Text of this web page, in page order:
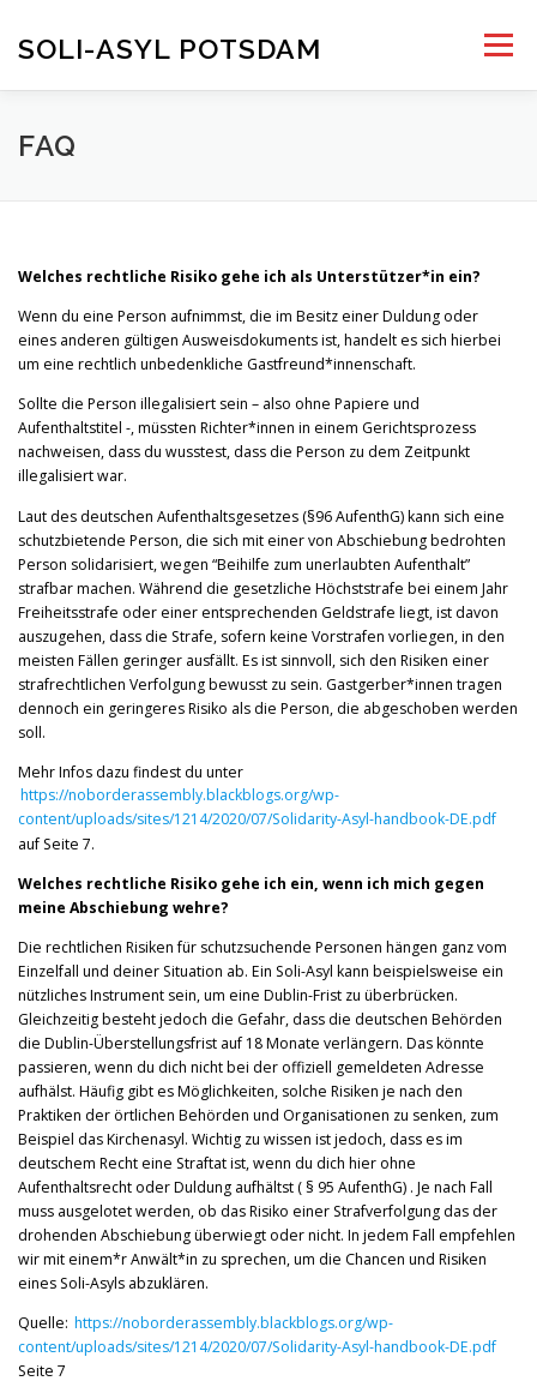
content
SOLI-ASYL POTSDAM Menu
HOME
BLOG
FAQ
Welches rechtliche Risiko gehe ich als Unterstützer*in ein?
Wenn du eine Person aufnimmst, die im Besitz einer Duldung oder
eines anderen gültigen Ausweisdokuments ist, handelt es sich hierbei
um eine rechtlich unbedenkliche Gastfreund*innenschaft.
Sollte die Person illegalisiert sein – also ohne Papiere und
Aufenthaltstitel -, müssten Richter*innen in einem Gerichtsprozess
nachweisen, dass du wusstest, dass die Person zu dem Zeitpunkt
illegalisiert war.
Laut des deutschen Aufenthaltsgesetzes (§96 AufenthG) kann sich eine
schutzbietende Person, die sich mit einer von Abschiebung bedrohten
Person solidarisiert, wegen “Beihilfe zum unerlaubten Aufenthalt”
strafbar machen. Während die gesetzliche Höchststrafe bei einem Jahr
Freiheitsstrafe oder einer entsprechenden Geldstrafe liegt, ist davon
auszugehen, dass die Strafe, sofern keine Vorstrafen vorliegen, in den
meisten Fällen geringer ausfällt. Es ist sinnvoll, sich den Risiken einer
strafrechtlichen Verfolgung bewusst zu sein. Gastgerber*innen tragen
dennoch ein geringeres Risiko als die Person, die abgeschoben werden
soll.
Mehr Infos dazu findest du unter
https://noborderassembly.blackblogs.org/wp-
content/uploads/sites/1214/2020/07/Solidarity-Asyl-handbook-DE.pdf
auf Seite 7.
Welches rechtliche Risiko gehe ich ein, wenn ich mich gegen
meine Abschiebung wehre?
Die rechtlichen Risiken für schutzsuchende Personen hängen ganz vom
Einzelfall und deiner Situation ab. Ein Soli-Asyl kann beispielsweise ein
nützliches Instrument sein, um eine Dublin-Frist zu überbrücken.
Gleichzeitig besteht jedoch die Gefahr, dass die deutschen Behörden
die Dublin-Überstellungsfrist auf 18 Monate verlängern. Das könnte
passieren, wenn du dich nicht bei der offiziell gemeldeten Adresse
aufhälst. Häufig gibt es Möglichkeiten, solche Risiken je nach den
Praktiken der örtlichen Behörden und Organisationen zu senken, zum
Beispiel das Kirchenasyl. Wichtig zu wissen ist jedoch, dass es im
deutschem Recht eine Straftat ist, wenn du dich hier ohne
Aufenthaltsrecht oder Duldung aufhältst ( § 95 AufenthG) . Je nach Fall
muss ausgelotet werden, ob das Risiko einer Strafverfolgung das der
drohenden Abschiebung überwiegt oder nicht. In jedem Fall empfehlen
wir mit einem*r Anwält*in zu sprechen, um die Chancen und Risiken
eines Soli-Asyls abzuklären.
Quelle: https://noborderassembly.blackblogs.org/wp-
content/uploads/sites/1214/2020/07/Solidarity-Asyl-handbook-DE.pdf
Seite 7